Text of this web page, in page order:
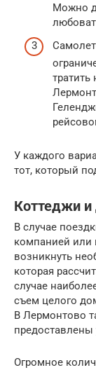
Можно
У каждого
тот, который
Коттеджи
В случае
компанией
возникнуть
которая
случае
съем целого
В Лермонтово
предоставлены
Огромное